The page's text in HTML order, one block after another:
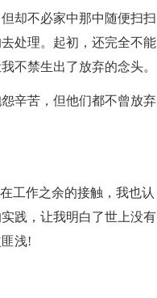
却不必家中那中随便扫扫
处理。起初，还完全不能
不禁生出了放弃的念头。
辛苦，但他们都不曾放弃
工作之余的接触，我也认
践，让我明白了世上没有
浅!